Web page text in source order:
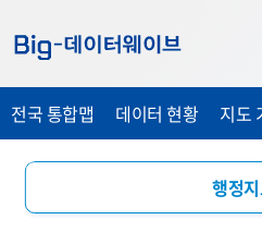
가
기
가
기
가
기
전국 통합맵 데이터 현황 지도
행정